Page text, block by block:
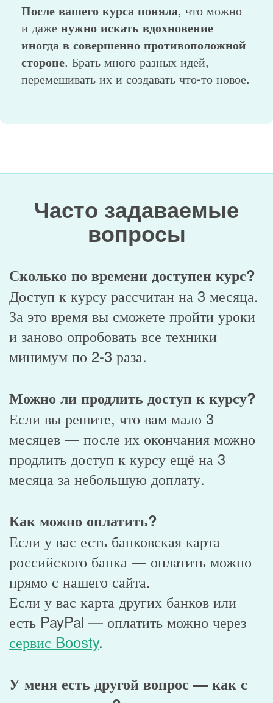
После вашего курса поняла, что можно
и даже нужно искать вдохновение
иногда в совершенно противоположной
стороне. Брать много разных идей,
перемешивать их и создавать что-то новое.
Часто задаваемые
вопросы
Сколько по времени доступен курс?
Доступ к курсу рассчитан на 3 месяца.
За это время вы сможете пройти уроки
и заново опробовать все техники
минимум по 2-3 раза.
Можно ли продлить доступ к курсу?
Если вы решите, что вам мало 3
месяцев — после их окончания можно
продлить доступ к курсу ещё на 3
месяца за небольшую доплату.
Как можно оплатить?
Если у вас есть банковская карта
российского банка — оплатить можно
прямо с нашего сайта.
Если у вас карта других банков или
есть PayPal — оплатить можно через
сервис Boosty.
У меня есть другой вопрос — как с